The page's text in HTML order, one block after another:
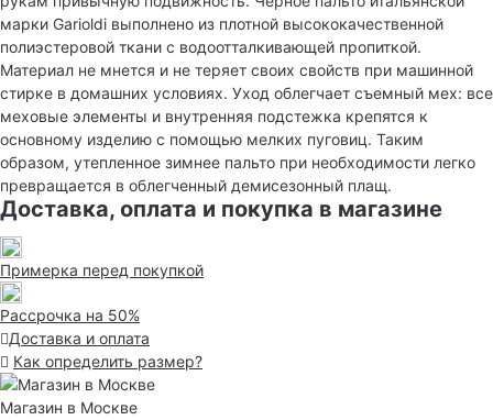
марки Garioldi выполнено из плотной высококачественной
полиэстеровой ткани с водоотталкивающей пропиткой.
Материал не мнется и не теряет своих свойств при машинной
стирке в домашних условиях. Уход облегчает съемный мех: все
меховые элементы и внутренняя подстежка крепятся к
основному изделию с помощью мелких пуговиц. Таким
образом, утепленное зимнее пальто при необходимости легко
превращается в облегченный демисезонный плащ.
Доставка, оплата и покупка в магазине
Примерка перед покупкой
Рассрочка на 50%
Доставка и оплата
Как определить размер?
Магазин в Москве